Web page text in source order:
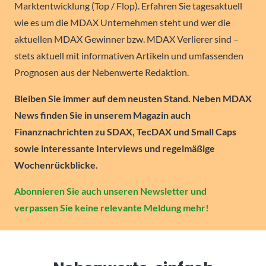
Marktentwicklung (Top / Flop). Erfahren Sie tagesaktuell
wie es um die MDAX Unternehmen steht und wer die
aktuellen MDAX Gewinner bzw. MDAX Verlierer sind –
stets aktuell mit informativen Artikeln und umfassenden
Prognosen aus der Nebenwerte Redaktion.
Bleiben Sie immer auf dem neusten Stand. Neben MDAX
News finden Sie in unserem Magazin auch
Finanznachrichten zu SDAX, TecDAX und Small Caps
sowie interessante Interviews und regelmäßige
Wochenrückblicke.
Abonnieren Sie auch unseren Newsletter und
verpassen Sie keine relevante Meldung mehr!